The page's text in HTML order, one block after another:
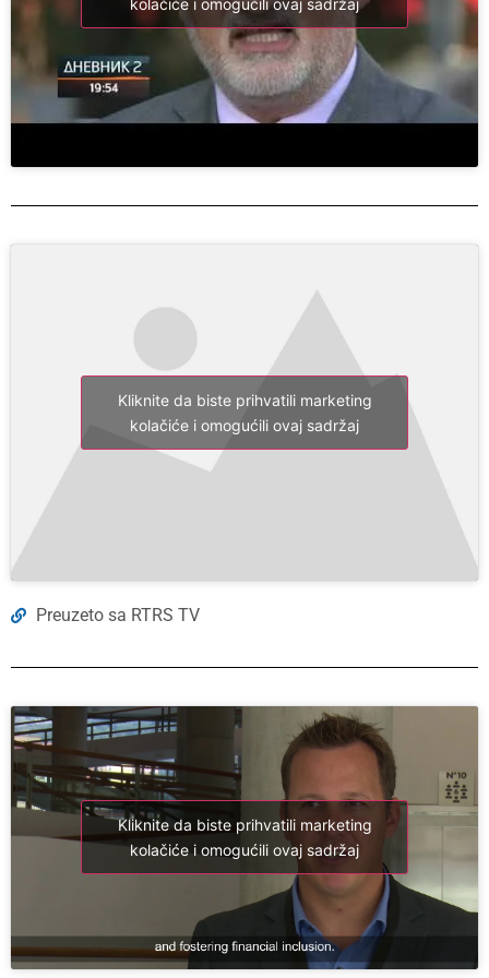
kolačiće i omogućili ovaj sadržaj
Kliknite da biste prihvatili marketing
kolačiće i omogućili ovaj sadržaj
Preuzeto sa RTRS TV
Kliknite da biste prihvatili marketing
kolačiće i omogućili ovaj sadržaj